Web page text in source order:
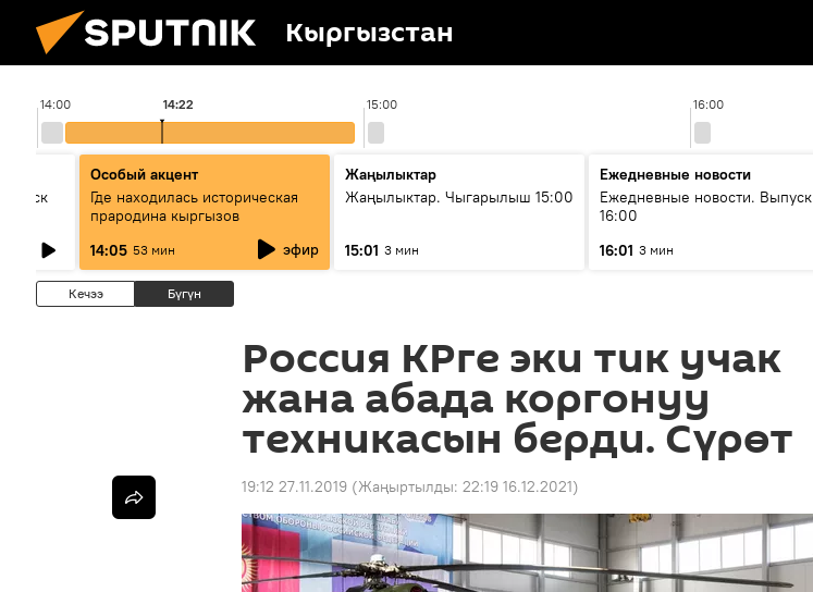
Кыргызстан
14:00 15:00 16:00
14:22
Особый акцент
Где находилась историческая
прародина кыргызов
14:05 53 мин эфир
Жаңылыктар
Жаңылыктар. Чыгарылыш 15:00
15:01 3 мин
Ежедневные новости
Ежедневные новости. Выпуск
16:00
16:01 3 мин
Кечээ Бүгүн
Россия КРге эки тик учак
жана абада коргонуу
техникасын берди. Сүрөт
19:12 27.11.2019 (Жаңыртылды: 22:19 16.12.2021)